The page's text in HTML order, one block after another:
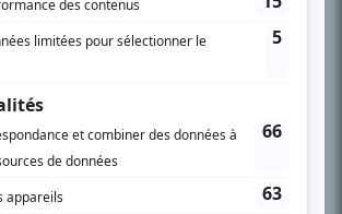
On peut l’entendre régulièrement commenter
98,5.